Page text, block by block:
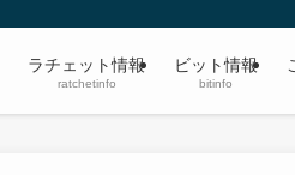
ラチェット情報
ratchetinfo
ビット情報
bitinfo